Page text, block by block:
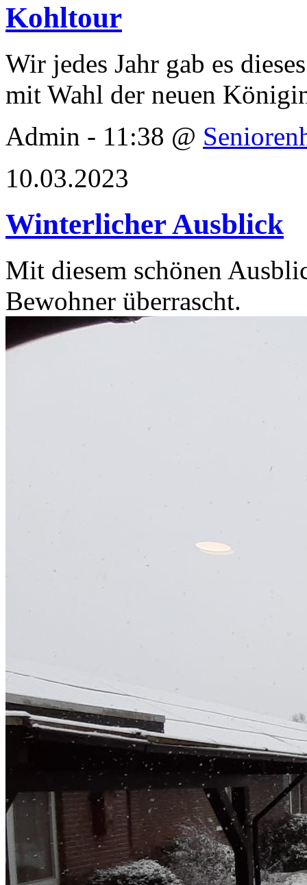
Kohltour
Wir jedes Jahr gab es
mit Wahl der neuen
Admin - 11:38 @
10.03.2023
Winterlicher Ausblick
Mit diesem schönen
Bewohner überrascht.